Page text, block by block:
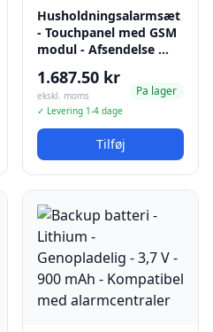
Husholdningsalarmsæt
- Touchpanel med GSM
modul - Afsendelse …
1.687.50 kr
ekskl. moms
✓ Levering 1-4 dage
Pa lager
Tilføj